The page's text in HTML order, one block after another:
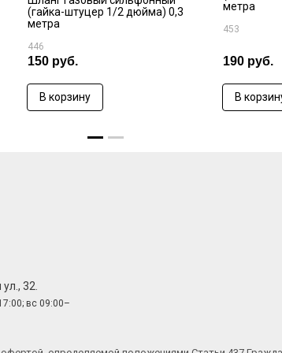
(гайка-штуцер 1/2 дюйма) 0,3
метра
446
150 руб.
В корзину
метра
453
190 руб.
В
32.
вс 09:00–